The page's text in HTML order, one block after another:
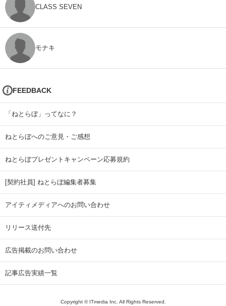
CLASS SEVEN
モナキ
FEEDBACK
「ねとらぼ」ってなに？
ねとらぼへのご意見・ご感想
ねとらぼプレゼントキャンペーン応募規約
[契約社員] ねとらぼ編集者募集
アイティメディアへのお問い合わせ
リリース送付先
広告掲載のお問い合わせ
記事広告実績一覧
Copyright © ITmedia Inc. All Rights Reserved.